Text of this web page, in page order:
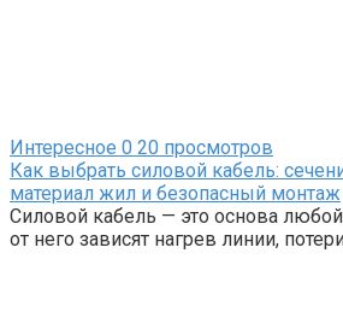
Интересное 0 20 просмотров
Как выбрать силовой кабель:
материал жил и безопасный монтаж
Силовой кабель — это основа
от него зависят нагрев линии,